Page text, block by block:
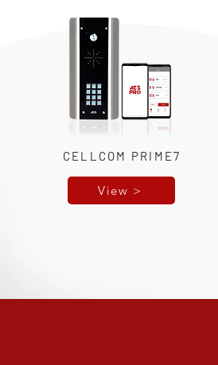
CELLCOM PRIME7
View >